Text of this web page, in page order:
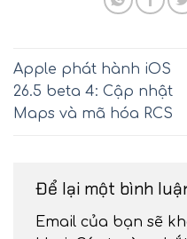
Apple phát hành iOS
26.5 beta 4: Cập nhật
Maps và mã hóa RCS
Để lại một bình
Email của bạn sẽ